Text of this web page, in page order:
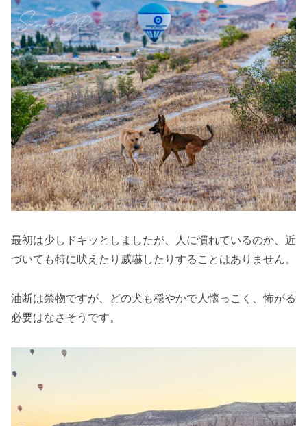
最初は少しドキッとしましたが、人に慣れているのか、近
づいても特に吠えたり威嚇したりすることはありません。
油断は禁物ですが、どの犬も穏やかで人懐っこく、怖がる
必要はなさそうです。